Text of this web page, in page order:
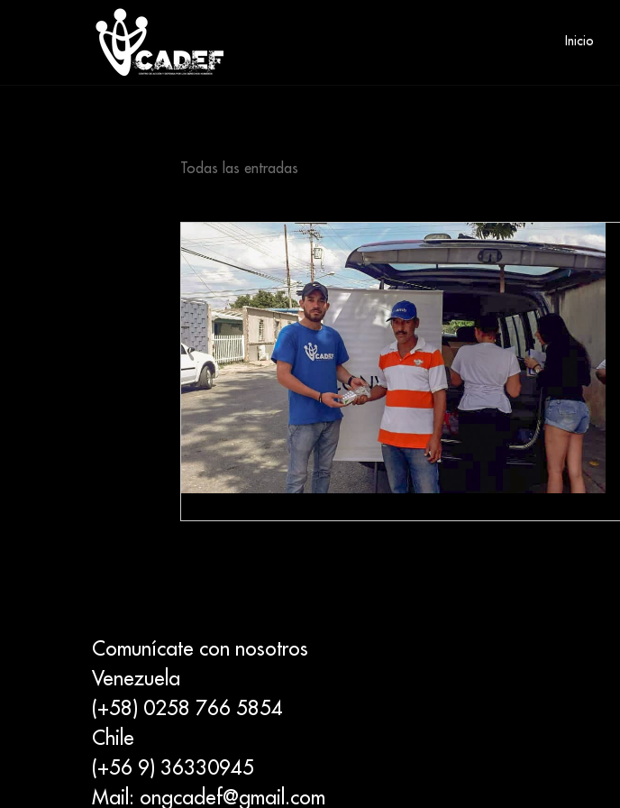
Inicio
Todas las entradas
Comunícate con nosotros
Venezuela
(+58) 0258 766 5854
Chile
(+56 9) 36330945
Mail: ongcadef@gmail.com